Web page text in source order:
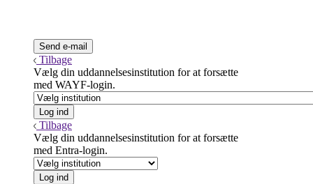
Tilbage
Vælg din uddannelsesinstitution for at forsætte
med WAYF-login.
Tilbage
Vælg din uddannelsesinstitution for at forsætte
med Entra-login.